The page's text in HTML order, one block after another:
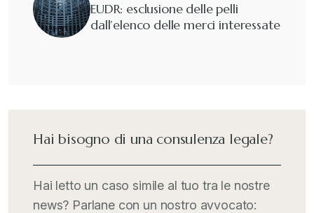
EUDR: esclusione delle pelli
dall’elenco delle merci interessate
Hai bisogno di una consulenza legale?
Hai letto un caso simile al tuo tra le nostre
news? Parlane con un nostro avvocato: